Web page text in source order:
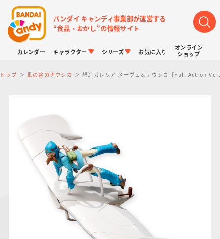
バンダイ キャンディ事業部が運営する
“食品・おかし”の情報サイト
カレンダー キャラクター
LINK TRAVELERS
ガンダムシリーズ
シリーズ
チョコボックス
にふぉるめーしょん
＆スクエアシール
ポケモンスケールワ
お気に入り
オンライン
ショップ
トップ 風の谷のナウシカ 想造ガレリア メーヴェ＆ナウシカ［Full Action